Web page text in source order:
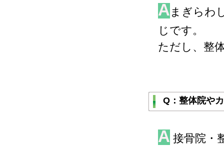
A まぎらわ
じです。
ただし、整
Q：整体院や
A 接骨院・